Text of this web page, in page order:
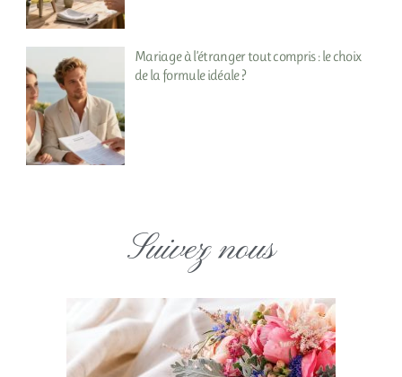
Mariage à l’étranger tout compris : le choix
de la formule idéale ?
Suivez nous